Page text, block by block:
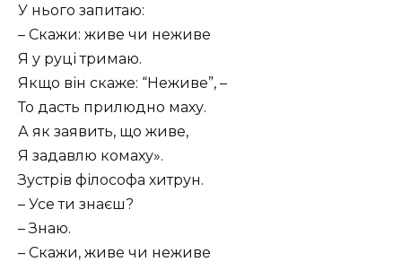
У нього запитаю:
– Скажи: живе чи неживе
Я у руці тримаю.
Якщо він скаже: “Неживе”, –
То дасть прилюдно маху.
А як заявить, що живе,
Я задавлю комаху».
Зустрів філософа хитрун.
– Усе ти знаєш?
– Знаю.
– Скажи, живе чи неживе